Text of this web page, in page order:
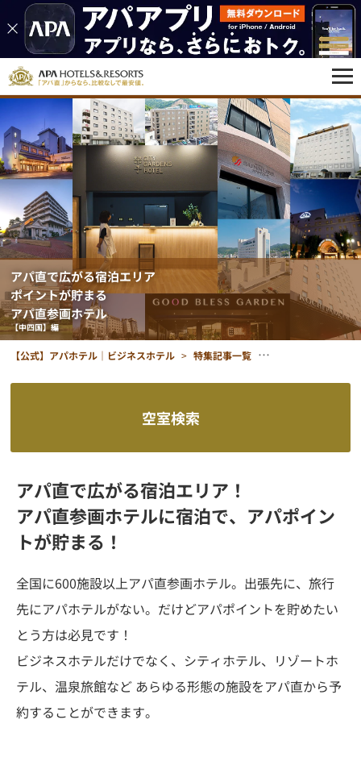
アパ直で広がる宿泊エリア
ポイントが貯まる
アパ直参画ホテル
【中四国】編
【公式】アパホテル｜ビジネスホテル 特集記事一覧
空室検索
アパ直で広がる宿泊エリア！
アパ直参画ホテルに宿泊で、アパポイン
トが貯まる！
全国に600施設以上アパ直参画ホテル。出張先に、旅行
先にアパホテルがない。だけどアパポイントを貯めたい
とう方は必見です！
ビジネスホテルだけでなく、シティホテル、リゾートホ
テル、温泉旅館など あらゆる形態の施設をアパ直から予
約することができます。